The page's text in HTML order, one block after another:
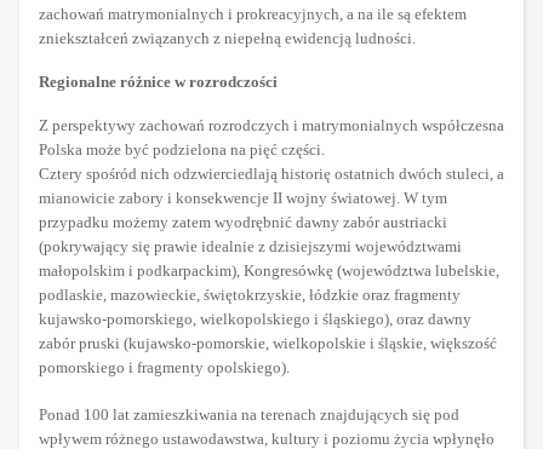
zachowań matrymonialnych i prokreacyjnych, a na ile są efektem
zniekształceń związanych z niepełną ewidencją ludności.
Regionalne różnice w rozrodczości
Z perspektywy zachowań rozrodczych i matrymonialnych współczesna
Polska może być podzielona na pięć części.
Cztery spośród nich odzwierciedlają historię ostatnich dwóch stuleci, a
mianowicie zabory i konsekwencje II wojny światowej. W tym
przypadku możemy zatem wyodrębnić dawny zabór austriacki
(pokrywający się prawie idealnie z dzisiejszymi województwami
małopolskim i podkarpackim), Kongresówkę (województwa lubelskie,
podlaskie, mazowieckie, świętokrzyskie, łódzkie oraz fragmenty
kujawsko-pomorskiego, wielkopolskiego i śląskiego), oraz dawny
zabór pruski (kujawsko-pomorskie, wielkopolskie i śląskie, większość
pomorskiego i fragmenty opolskiego).
Ponad 100 lat zamieszkiwania na terenach znajdujących się pod
wpływem różnego ustawodawstwa, kultury i poziomu życia wpłynęło